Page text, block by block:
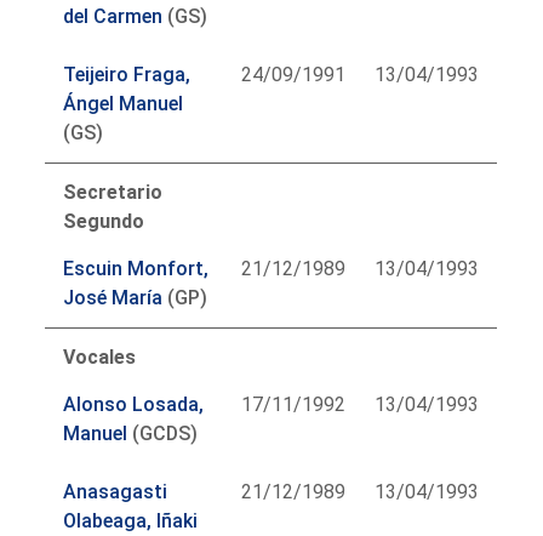
del Carmen (GS)
Teijeiro Fraga,
Ángel Manuel
(GS)
24/09/1991 13/04/1993
Secretario
Segundo
Escuin Monfort,
José María (GP)
21/12/1989 13/04/1993
Vocales
Alonso Losada,
Manuel (GCDS)
17/11/1992 13/04/1993
Anasagasti
Olabeaga, Iñaki
21/12/1989 13/04/1993